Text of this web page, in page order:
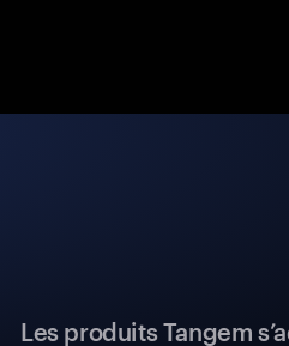
Les produits Tangem